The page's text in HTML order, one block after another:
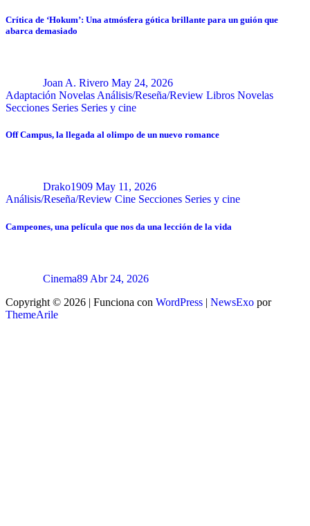
Crítica de ‘Hokum’: Una atmósfera gótica brillante para un guión que
abarca demasiado
Joan A. Rivero May 24, 2026
Adaptación Novelas Análisis/Reseña/Review Libros Novelas
Secciones Series Series y cine
Off Campus, la llegada al olimpo de un nuevo romance
Drako1909 May 11, 2026
Análisis/Reseña/Review Cine Secciones Series y cine
Campeones, una película que nos da una lección de la vida
Cinema89 Abr 24, 2026
Copyright © 2026 | Funciona con WordPress | NewsExo por
ThemeArile